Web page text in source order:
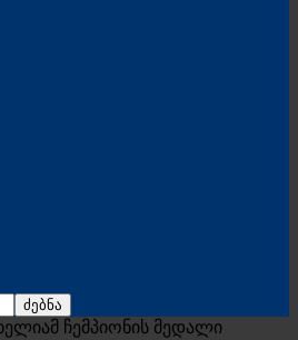
ჩემპიონის მედალი